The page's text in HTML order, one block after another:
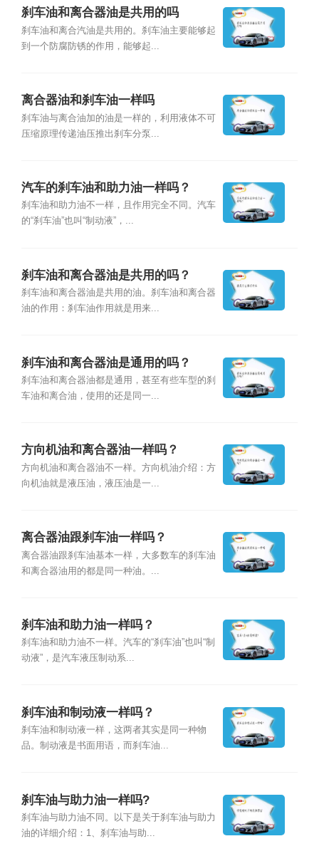
刹车油和离合器油是共用的吗
刹车油和离合汽油是共用的。刹车油主要能够起
到一个防腐防锈的作用，能够起...
离合器油和刹车油一样吗
刹车油与离合油加的油是一样的，利用液体不可
压缩原理传递油压推出刹车分泵...
汽车的刹车油和助力油一样吗？
刹车油和助力油不一样，且作用完全不同。汽车
的“刹车油”也叫“制动液”，...
刹车油和离合器油是共用的吗？
刹车油和离合器油是共用的油。刹车油和离合器
油的作用：刹车油作用就是用来...
刹车油和离合器油是通用的吗？
刹车油和离合器油都是通用，甚至有些车型的刹
车油和离合油，使用的还是同一...
方向机油和离合器油一样吗？
方向机油和离合器油不一样。方向机油介绍：方
向机油就是液压油，液压油是一...
离合器油跟刹车油一样吗？
离合器油跟刹车油基本一样，大多数车的刹车油
和离合器油用的都是同一种油。...
刹车油和助力油一样吗？
刹车油和助力油不一样。汽车的“刹车油”也叫“制
动液”，是汽车液压制动系...
刹车油和制动液一样吗？
刹车油和制动液一样，这两者其实是同一种物
品。制动液是书面用语，而刹车油...
刹车油与助力油一样吗?
刹车油与助力油不同。以下是关于刹车油与助力
油的详细介绍：1、刹车油与助...